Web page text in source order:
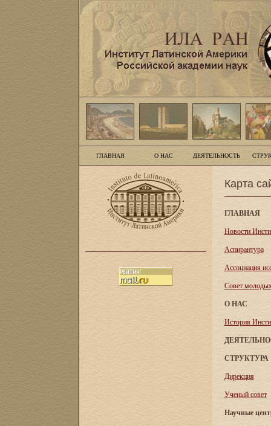
ГЛАВНАЯ О НАС ДЕЯТЕЛЬНОСТЬ
Карта
ГЛАВНАЯ
Новости
Аспирантура
Асcоциация
Совет
О НАС
История
СТРУКТУРА
Дирекция
Ученый совет
Научные